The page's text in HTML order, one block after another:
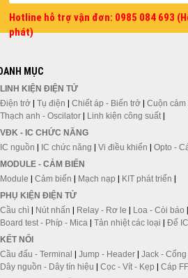
Hotline hỗ trợ vận đơn: 0985 084 693
phát)
MỤC
LINH KIỆN ĐIỆN TỬ
Điện trở | Tụ điện | Chiết áp - Biến trở | Cuộn cảm
Thạch anh - Oscilator | Linh kiện công suất |
VĐK - IC CHỨC NĂNG
IC nguồn | IC chức năng | Vi điều khiển | Opto -
MODULE - CẢM BIẾN
Module | Cảm biến | Mạch nạp | KIT phát triển |
PHỤ KIỆN ĐIỆN TỬ
Cầu chì | Nút nhấn | Relay - Rơ le | Loa - Còi báo |
Board test - Phíp - Mica | Tản nhiệt các loại | Đế
KẾT NỐI
Cầu đấu - Terminal | Jump - Header | Jack - Cổng
Dây nguồn - Dây tín hiệu | Cọc - Vít - Kẹp | Cáp